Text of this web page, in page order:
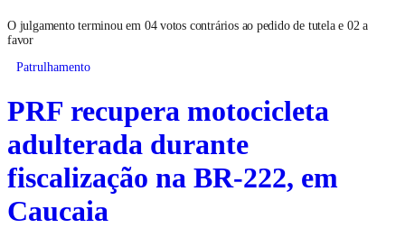
O julgamento terminou em 04 votos contrários ao pedido de tutela e 02 a
favor
Patrulhamento
PRF recupera motocicleta
adulterada durante
fiscalização na BR-222, em
Caucaia